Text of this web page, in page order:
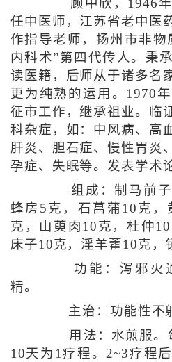
顾中欣，1946年
任中医师，江苏省老中医
作指导老师，扬州市非物
内科术”第四代传人。秉
读医籍，后师从于诸多名
更为纯熟的运用。1970
征市工作，继承祖业。临
科杂症，如：中风病、高
肝炎、胆石症、慢性胃炎
孕症、失眠等。发表学术
组成：制马前子
蜂房5克，石菖蒲10克，
克，山萸肉10克，杜仲
床子10克，淫羊藿10克，
功能：泻邪火
精。
主治：功能性不
用法：水煎服。
10天为1疗程。2~3疗程